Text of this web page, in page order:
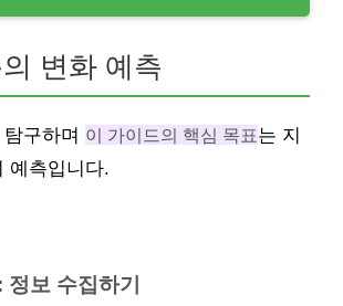
변화 예측
구하며 이 가이드의 핵심 목표는 지
예측입니다.
보 수집하기